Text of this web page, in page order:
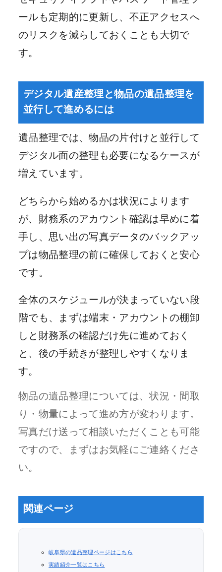
ールも定期的に更新し、不正アクセスへ
のリスクを減らしておくことも大切で
す。
デジタル遺産整理と物品の遺品整理を
並行して進めるには
遺品整理では、物品の片付けと並行して
デジタル面の整理も必要になるケースが
増えています。
どちらから始めるかは状況によります
が、財務系のアカウント確認は早めに着
手し、思い出の写真データのバックアッ
プは物品整理の前に確保しておくと安心
です。
全体のスケジュールが決まっていない段
階でも、まずは端末・アカウントの棚卸
しと財務系の確認だけ先に進めておく
と、後の手続きが整理しやすくなりま
す。
物品の遺品整理については、状況・間取
り・物量によって進め方が変わります。
写真だけ送って相談いただくことも可能
ですので、まずはお気軽にご連絡くださ
い。
関連ページ
岐阜県の遺品整理ページはこちら
実績紹介一覧はこちら